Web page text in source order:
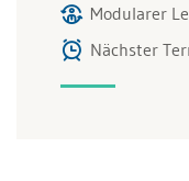
Modularer
Nächster